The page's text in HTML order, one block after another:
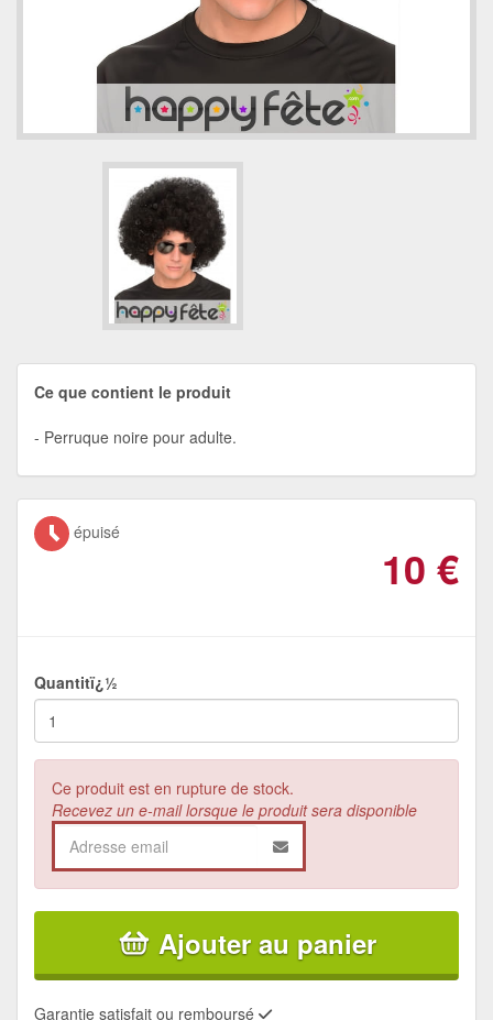
Ce que contient le produit
Perruque noire pour adulte.
épuisé
10 €
Quantitï¿½
Ce produit est en rupture de stock.
Recevez un e-mail lorsque le produit sera disponible
Ajouter au panier
Garantie satisfait ou remboursé